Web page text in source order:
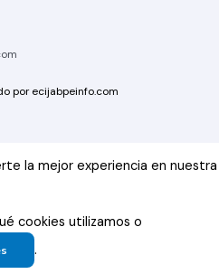
por ecijabpeinfo.com
la mejor experiencia en nuestra
cookies utilizamos o
.